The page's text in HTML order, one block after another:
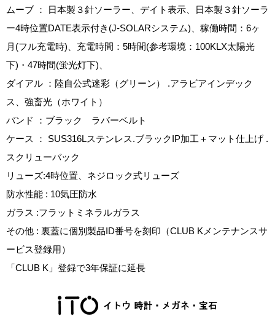
ムーブ ： 日本製３針ソーラー、デイト表示、日本製３針ソーラ
ー4時位置DATE表示付き(J-SOLARシステム)、稼働時間：6ヶ
月(フル充電時)、充電時間：5時間(参考環境：100KLX太陽光
下)・47時間(蛍光灯下)、
ダイアル ：陸自公式迷彩（グリーン） .アラビアインデック
ス、強畜光（ホワイト）
バンド ：ブラック ラバーベルト
ケース ： SUS316Lステンレス.ブラックIP加工＋マット仕上げ .
スクリューバック
リューズ:4時位置、ネジロック式リューズ
防水性能 : 10気圧防水
ガラス :フラットミネラルガラス
その他 : 裏蓋に個別製品ID番号を刻印（CLUB Kメンテナンスサ
ービス登録用）
「CLUB K」登録で3年保証に延長